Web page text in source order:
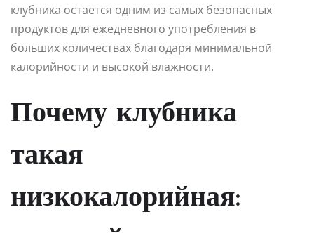
клубника остается одним из самых безопасных
продуктов для ежедневного употребления в
больших количествах благодаря минимальной
калорийности и высокой влажности.
Почему клубника
такая
низкокалорийная: